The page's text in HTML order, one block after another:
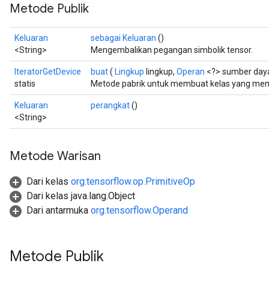
Metode Publik
Keluaran
<String>
sebagai Keluaran ()
Mengembalikan pegangan simbolik tensor.
IteratorGetDevice
statis
buat( Lingkup lingkup, Operan <?> sumber
Metode pabrik untuk membuat kelas yang
Keluaran
<String>
perangkat()
Metode Warisan
Dari kelas org.tensorflow.op.PrimitiveOp
Dari kelas java.lang.Object
Dari antarmuka org.tensorflow.Operand
Metode Publik